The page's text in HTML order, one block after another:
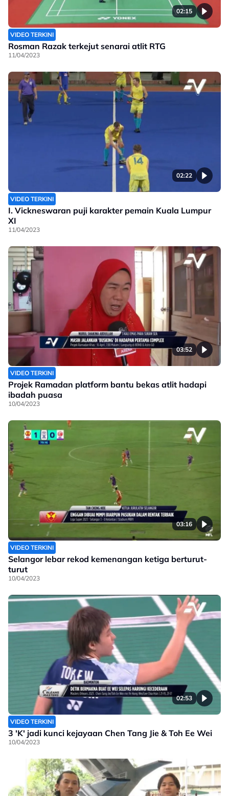
02:15
VIDEO TERKINI
Rosman Razak terkejut senarai atlit RTG
11/04/2023
02:22
VIDEO TERKINI
I. Vickneswaran puji karakter pemain Kuala Lumpur
XI
11/04/2023
03:52
VIDEO TERKINI
Projek Ramadan platform bantu bekas atlit hadapi
ibadah puasa
10/04/2023
03:16
VIDEO TERKINI
Selangor lebar rekod kemenangan ketiga berturut-
turut
10/04/2023
02:53
VIDEO TERKINI
3 'K' jadi kunci kejayaan Chen Tang Jie & Toh Ee Wei
10/04/2023